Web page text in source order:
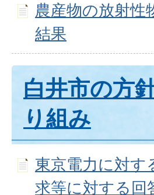
農産物の放射性
結果
白井市の方
り組み
東京電力に対す
求等に対する回